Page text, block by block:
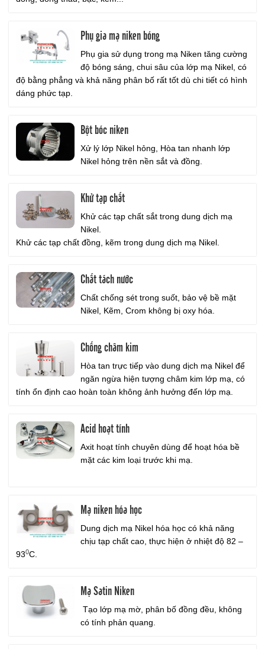
Phụ gia mạ niken bóng
Phụ gia sử dụng trong mạ Niken tăng cường
độ bóng sáng, chui sâu của lớp mạ Nikel, có
độ bằng phẳng và khả năng phân bố rất tốt dù chi tiết có hình
dáng phức tạp.
Bột bóc niken
Xử lý lớp Nikel hỏng, Hòa tan nhanh lớp
Nikel hỏng trên nền sắt và đồng.
Khử tạp chất
Khử các tạp chất sắt trong dung dịch mạ
Nikel.
Khử các tạp chất đồng, kẽm trong dung dịch mạ Nikel.
Chất tách nước
Chất chống sét trong suốt, bảo vệ bề mặt
Nikel, Kẽm, Crom không bị oxy hóa.
Chống châm kim
Hòa tan trực tiếp vào dung dịch mạ Nikel để
ngăn ngừa hiện tượng châm kim lớp mạ, có
tính ổn định cao hoàn toàn không ảnh hưởng đến lớp mạ.
Acid hoạt tính
Axit hoạt tính chuyên dùng để hoạt hóa bề
mặt các kim loại trước khi mạ.
Mạ niken hóa học
Dung dịch mạ Nikel hóa học có khả năng
chịu tạp chất cao, thực hiện ở nhiệt độ 82 –
930C.
Mạ Satin Niken
Tạo lớp mạ mờ, phân bố đồng đều, không
có tính phản quang.